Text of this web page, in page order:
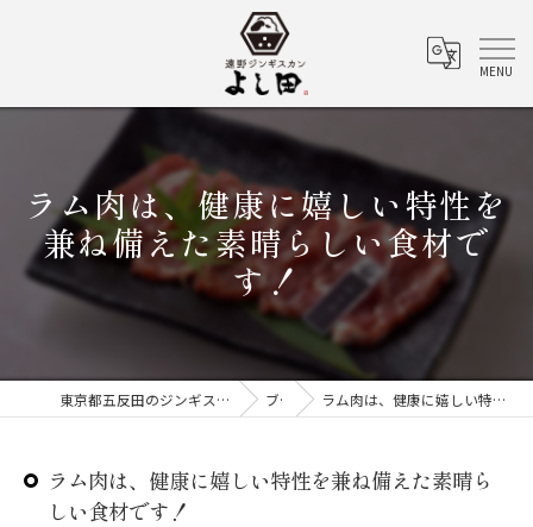
ラム肉は、健康に嬉しい特性を
兼ね備えた素晴らしい食材で
す！
東京都五反田のジンギスカンなら遠野ジンギスカン よし田 ブログ ラム肉は、健康に嬉しい特性を兼ね備えた素晴らしい食材です！
ラム肉は、健康に嬉しい特性を兼ね備えた素晴ら
しい食材です！